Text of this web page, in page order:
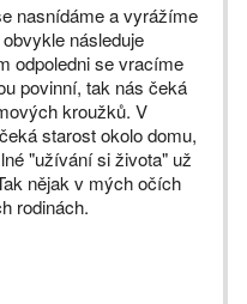
nasnídáme a vyrážíme
následuje
odpoledni se vracíme
povinní, tak nás čeká
kroužků. V
starost okolo domu,
"užívání si života" už
nějak v mých očích
rodinách.